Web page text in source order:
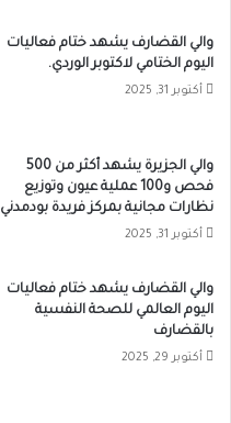
والي القضارف يشهد ختام فعاليات
اليوم الختامي لاكتوبر الوردي.
أكتوبر 31, 2025
والي الجزيرة يشهد أكثر من 500
فحص و100 عملية عيون وتوزيع
نظارات مجانية بمركز فريدة بودمدني
أكتوبر 31, 2025
والي القضارف يشهد ختام فعاليات
اليوم العالمي للصحة النفسية
بالقضارف
أكتوبر 29, 2025